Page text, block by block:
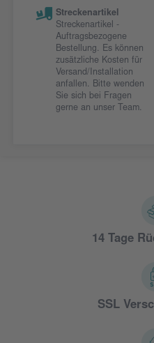
Streckenartikel
Streckenartikel -
Auftragsbezogene
Bestellung. Es können
zusätzliche Kosten für
Versand/Installation
anfallen. Bitte wenden
Sie sich bei Fragen
gerne an unser Team.
14 Tage
SSL